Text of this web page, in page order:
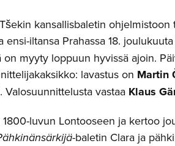
kansallisbaletin ohjelmistoon
ensi-iltansa Prahassa 18.
myyty loppuun hyvissä ajoin.
lavastus on Martin
. Valosuunnittelusta vastaaKlaus
luvun Lontooseen ja kertoo
-baletin Clara ja